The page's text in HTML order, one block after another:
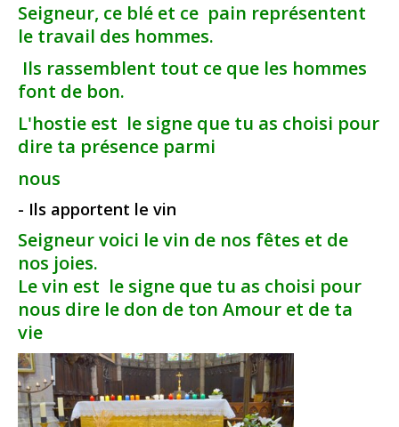
Seigneur, ce blé et ce pain représentent
le travail des hommes.
Ils rassemblent tout ce que les hommes
font de bon.
L'hostie est le signe que tu as choisi pour
dire ta présence parmi
nous
- Ils apportent le vin
Seigneur voici le vin de nos fêtes et de
nos joies.
Le vin est le signe que tu as choisi pour
nous dire le don de ton Amour et de ta
vie